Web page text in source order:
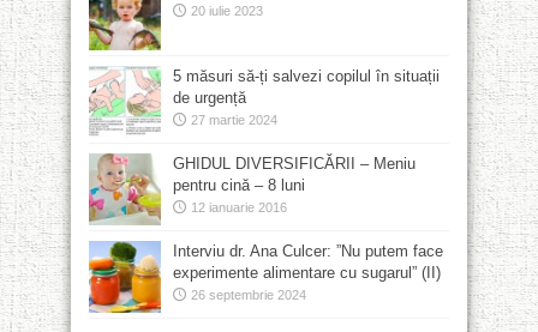
20 iulie 2023
5 măsuri să-ți salvezi copilul în situații
de urgență
27 martie 2024
GHIDUL DIVERSIFICĂRII – Meniu
pentru cină – 8 luni
12 ianuarie 2016
Interviu dr. Ana Culcer: ”Nu putem face
experimente alimentare cu sugarul” (II)
26 septembrie 2024